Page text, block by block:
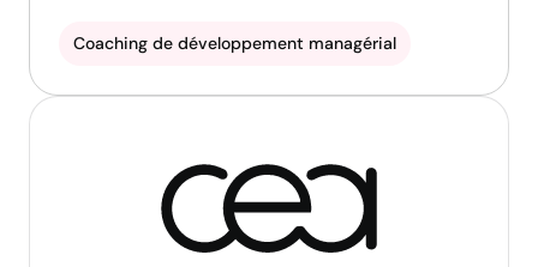
Coaching de développement managérial